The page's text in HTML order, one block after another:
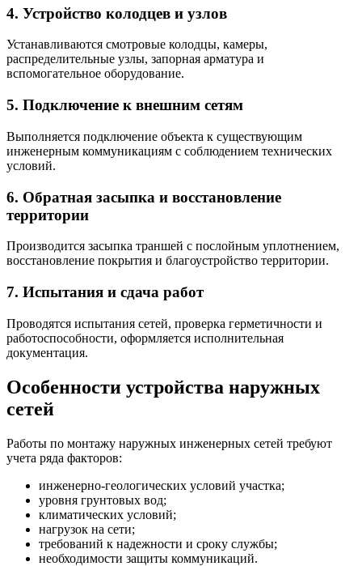
4. Устройство колодцев и узлов
Устанавливаются смотровые колодцы, камеры,
распределительные узлы, запорная арматура и
вспомогательное оборудование.
5. Подключение к внешним сетям
Выполняется подключение объекта к существующим
инженерным коммуникациям с соблюдением технических
условий.
6. Обратная засыпка и восстановление
территории
Производится засыпка траншей с послойным уплотнением,
восстановление покрытия и благоустройство территории.
7. Испытания и сдача работ
Проводятся испытания сетей, проверка герметичности и
работоспособности, оформляется исполнительная
документация.
Особенности устройства наружных
сетей
Работы по монтажу наружных инженерных сетей требуют
учета ряда факторов:
инженерно-геологических условий участка;
уровня грунтовых вод;
климатических условий;
нагрузок на сети;
требований к надежности и сроку службы;
необходимости защиты коммуникаций.